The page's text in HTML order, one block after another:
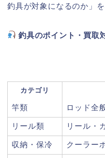
釣具が対象になるのか」
釣具のポイント・買取
カテゴリ
竿類 ロッド全
リール類 リール・
収納・保冷 クーラー